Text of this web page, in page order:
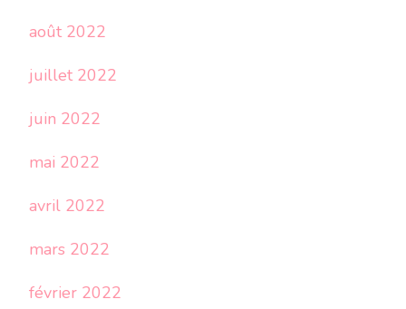
août 2022
juillet 2022
juin 2022
mai 2022
avril 2022
mars 2022
février 2022